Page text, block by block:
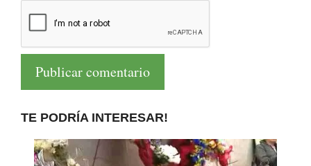
TE PODRÍA INTERESAR!